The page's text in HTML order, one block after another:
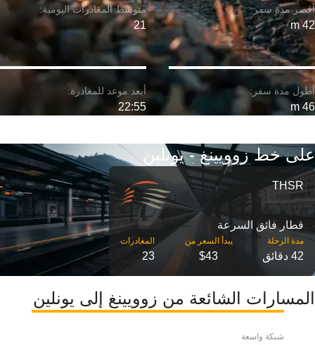
42 m
46 m
21
22:55
على خط زوويينغ - يونلين
THSR
قطار فائق السرعة
مدة الرحلة
42 دقائق
‎يبدأ السعر من
$43
23
المسارات الشائعة من زوويينغ إلى يونلين
شبكة واسعة